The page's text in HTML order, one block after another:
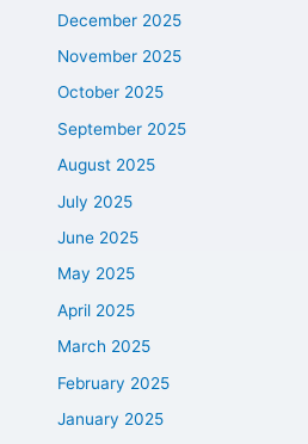
December 2025
November 2025
October 2025
September 2025
August 2025
July 2025
June 2025
May 2025
April 2025
March 2025
February 2025
January 2025